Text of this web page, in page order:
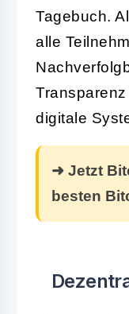
Tagebuch.
alle
digitale
➜ Jetzt
besten